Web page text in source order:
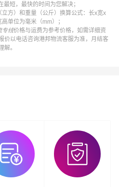
最短，最快的时间为您解决；
方）和重量（公斤）换算公式：长x宽x
单位为毫米（mm）；
专线价格与运费为参考价格，如需详细资
价以电话咨询港邦物流客服为准，月结客
解。